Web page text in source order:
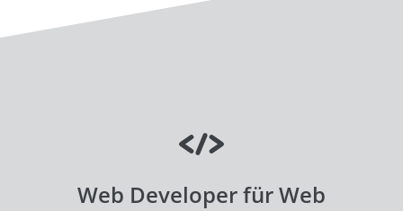
Web Developer für Web